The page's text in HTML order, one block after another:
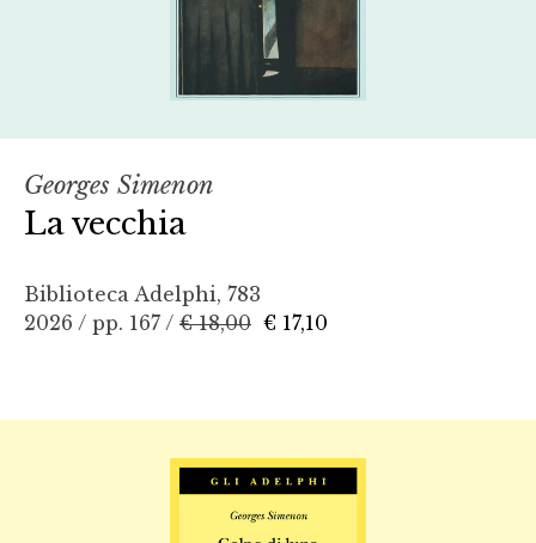
Georges Simenon
La vecchia
Biblioteca Adelphi, 783
2026 / pp. 167 / € 18,00 € 17,10